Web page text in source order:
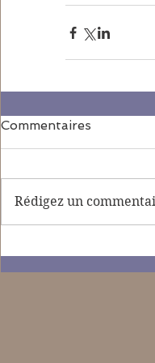
Commentaires
Rédigez un